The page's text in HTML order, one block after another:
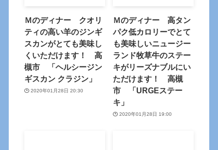
Ｍのディナー クオリ
ティの高い羊のジンギ
スカンがとても美味し
くいただけます！ 高
槻市 「ヘルシージン
ギスカン クラジン」
2020年01月28日 20:30
Ｍのディナー 高タン
パク低カロリーでとて
も美味しいニュージー
ランド牧草牛のステー
キがリーズナブルにい
ただけます！ 高槻
市 「URGEステー
キ」
2020年01月28日 19:00